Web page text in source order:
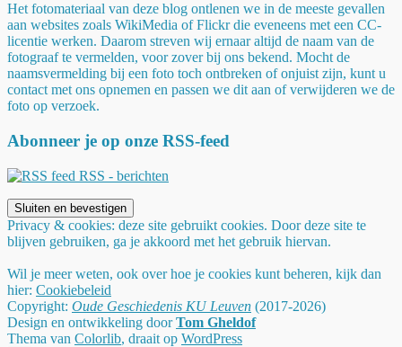
Het fotomateriaal van deze blog ontlenen we in de meeste gevallen
aan websites zoals WikiMedia of Flickr die eveneens met een CC-
licentie werken. Daarom streven wij ernaar altijd de naam van de
fotograaf te vermelden, voor zover bij ons bekend. Mocht de
naamsvermelding bij een foto toch ontbreken of onjuist zijn, kunt u
contact met ons opnemen en passen we dit aan of verwijderen we de
foto op verzoek.
Abonneer je op onze RSS-feed
RSS - berichten
Privacy & cookies: deze site gebruikt cookies. Door deze site te
blijven gebruiken, ga je akkoord met het gebruik hiervan.
Wil je meer weten, ook over hoe je cookies kunt beheren, kijk dan
hier: Cookiebeleid
Copyright: Oude Geschiedenis KU Leuven (2017-2026)
Design en ontwikkeling doorTom Gheldof
Thema van Colorlib, draait op WordPress